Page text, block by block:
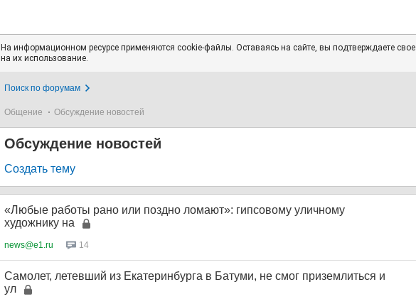
На информационном ресурсе применяются cookie-файлы. Оставаясь на сайте, вы подтверждаете свое
на их использование.
Поиск по форумам
Общение Обсуждение новостей
Обсуждение новостей
Создать тему
«Любые работы рано или поздно ломают»: гипсовому уличному
художнику на
news@e1.ru 14
Самолет, летевший из Екатеринбурга в Батуми, не смог приземлиться и
ул